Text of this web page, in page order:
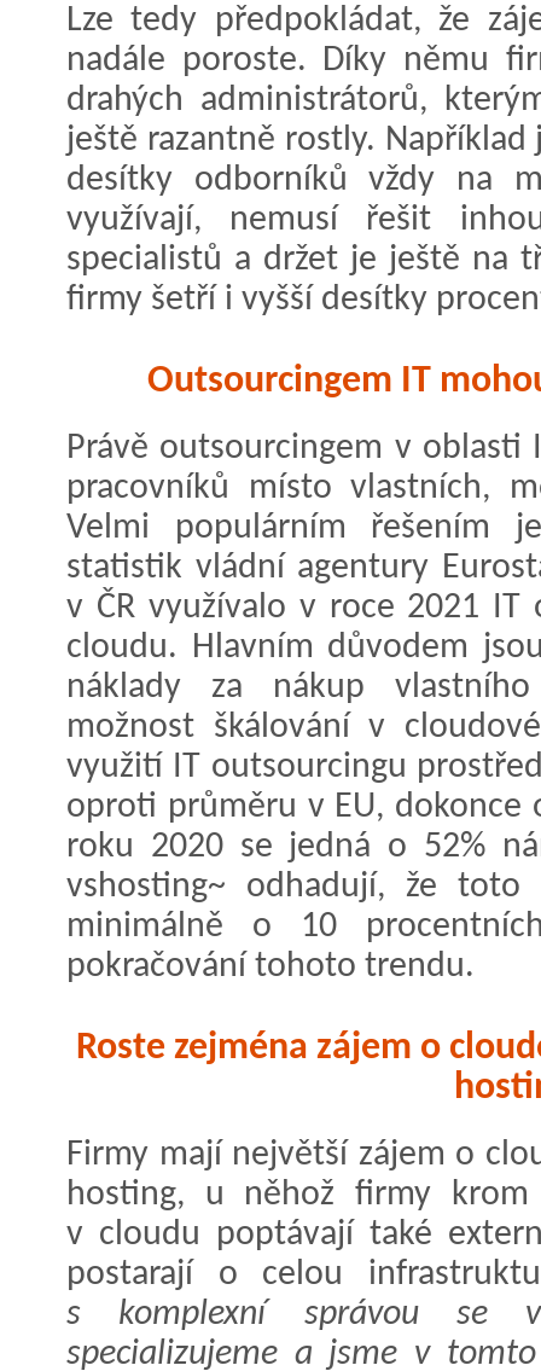
Lze tedy předpokládat, že
nadále poroste. Díky němu
drahých administrátorů,
ještě razantně rostly.
desítky odborníků vždy na
využívají, nemusí řešit
specialistů a držet je ještě na
firmy šetří i vyšší desítky
Outsourcingem IT
Právě outsourcingem v
pracovníků místo vlastních,
Velmi populárním řešením
statistik vládní agentury
v ČR využívalo v roce 2021
cloudu. Hlavním důvodem
náklady za nákup
možnost škálování v
využití IT outsourcingu
oproti průměru v EU,
roku 2020 se jedná o 52%
vshosting~ odhadují, že
minimálně o 10
pokračování tohoto trendu.
Roste zejména zájem o
Firmy mají největší zájem o
hosting, u něhož firmy
v cloudu poptávají také
postarají o celou
s komplexní správou se
specializujeme a jsme v